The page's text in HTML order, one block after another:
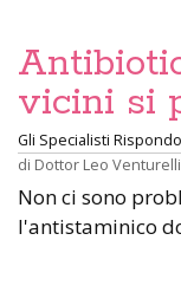
vicini si
Gli Specialisti
di Dottor Leo Venturelli
Non ci sono
l'antistaminico